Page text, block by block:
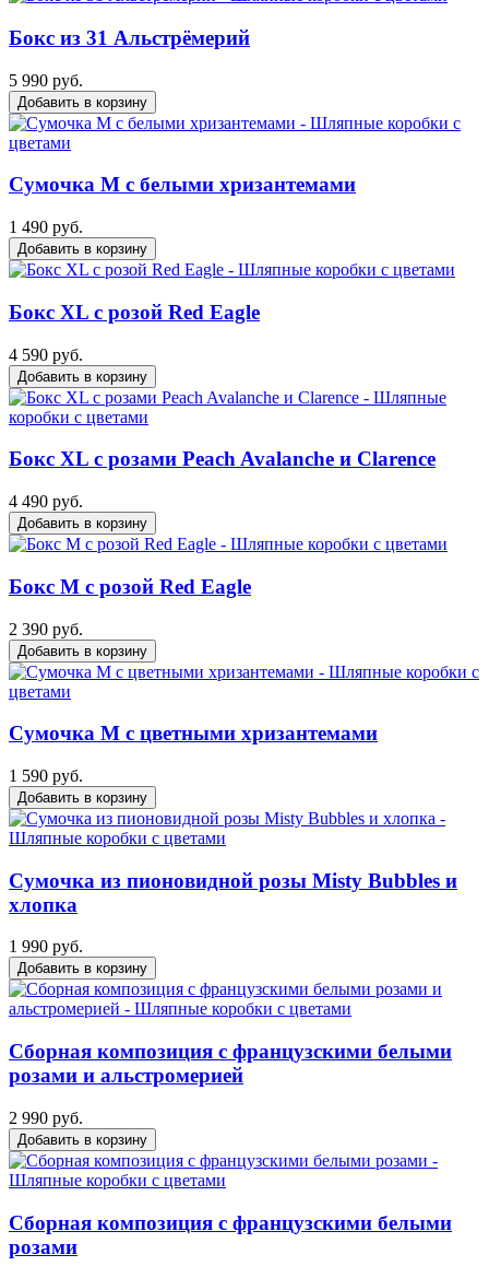
Бокс из 31 Альстрёмерий
5 990 руб.
Добавить в корзину
Сумочка М с белыми хризантемами
1 490 руб.
Добавить в корзину
Бокс ХL с розой Red Eagle
4 590 руб.
Добавить в корзину
Бокс ХL с розами Peach Avalanche и Clarence
4 490 руб.
Добавить в корзину
Бокс M с розой Red Eagle
2 390 руб.
Добавить в корзину
Сумочка М с цветными хризантемами
1 590 руб.
Добавить в корзину
Сумочка из пионовидной розы Misty Bubbles и
хлопка
1 990 руб.
Добавить в корзину
Сборная композиция с французскими белыми
розами и альстромерией
2 990 руб.
Добавить в корзину
Сборная композиция с французскими белыми
розами